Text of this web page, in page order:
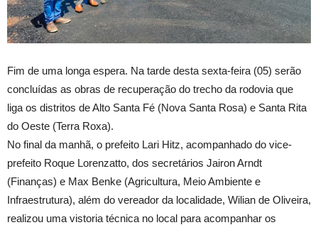
Fim de uma longa espera. Na tarde desta sexta-feira (05) serão
concluídas as obras de recuperação do trecho da rodovia que
liga os distritos de Alto Santa Fé (Nova Santa Rosa) e Santa Rita
do Oeste (Terra Roxa).
No final da manhã, o prefeito Lari Hitz, acompanhado do vice-
prefeito Roque Lorenzatto, dos secretários Jairon Arndt
(Finanças) e Max Benke (Agricultura, Meio Ambiente e
Infraestrutura), além do vereador da localidade, Wilian de Oliveira,
realizou uma vistoria técnica no local para acompanhar os